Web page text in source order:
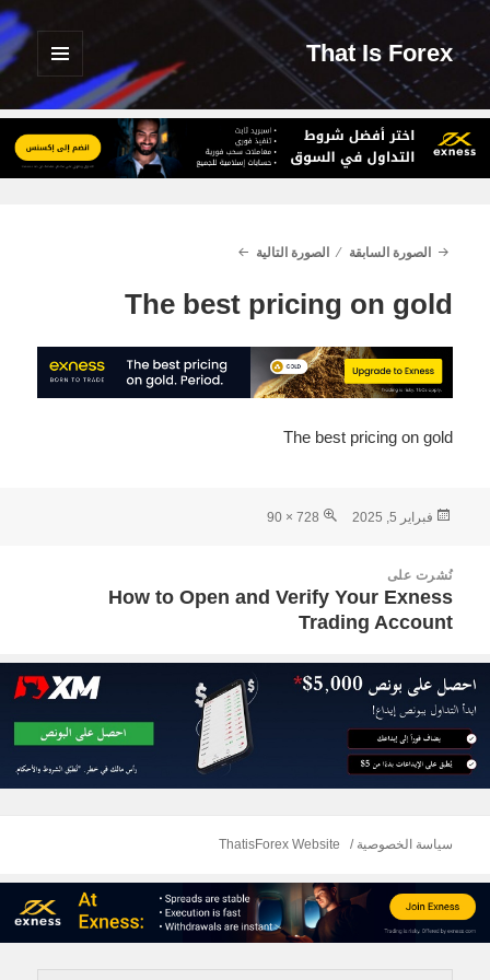
That Is Forex
القائمة
والودجات
الصورة السابقة الصورة التالية
The best pricing on gold
The best pricing on gold
نُشرت
فبراير 5, 2025
الحجم
728 × 90
المقالاتنُشرت على
How to Open and Verify Your Exness
Trading Account
سياسة الخصوصية ThatisForex Website